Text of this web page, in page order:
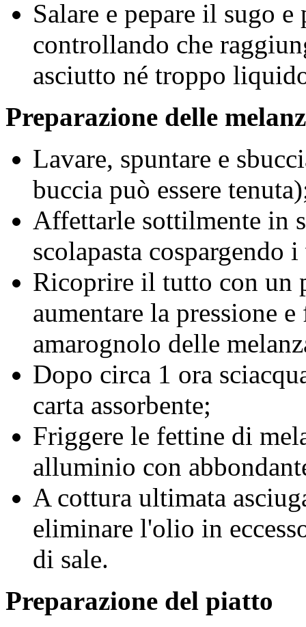
Salare e pepare il sugo
controllando che
asciutto né troppo
Preparazione delle
Lavare, spuntare e
buccia può essere
Affettarle sottilmente in
scolapasta cospargendo
Ricoprire il tutto con un
aumentare la pressione
amarognolo delle
Dopo circa 1 ora
carta assorbente;
Friggere le fettine di
alluminio con
A cottura ultimata
eliminare l'olio in
di sale.
Preparazione del piatto